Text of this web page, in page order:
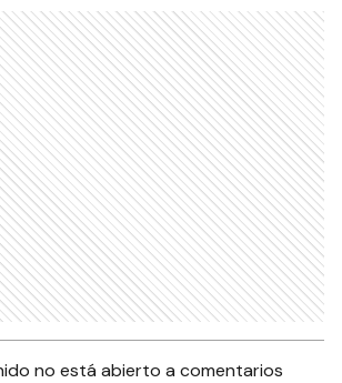
no está abierto a comentarios